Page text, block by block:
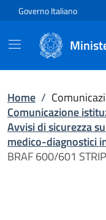
Vai direttamente al
Governo Italiano
Home /
Comunicazione
Avvisi di sicurezza
medico-diagnostici
BRAF 600/601